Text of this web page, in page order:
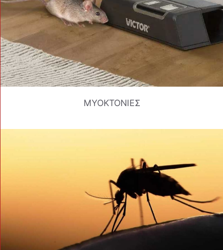
ΜΥΟΚΤΟΝΙΕΣ